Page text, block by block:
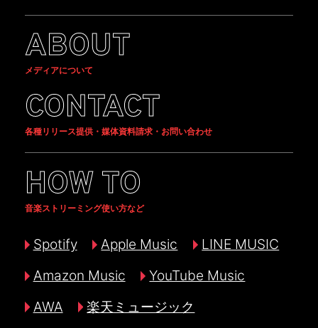
ABOUT
メディアについて
CONTACT
各種リリース提供・媒体資料請求・お問い合わせ
HOW TO
音楽ストリーミング使い方など
Spotify Apple Music
LINE MUSIC
Amazon Music
YouTube Music
AWA
楽天ミュージック